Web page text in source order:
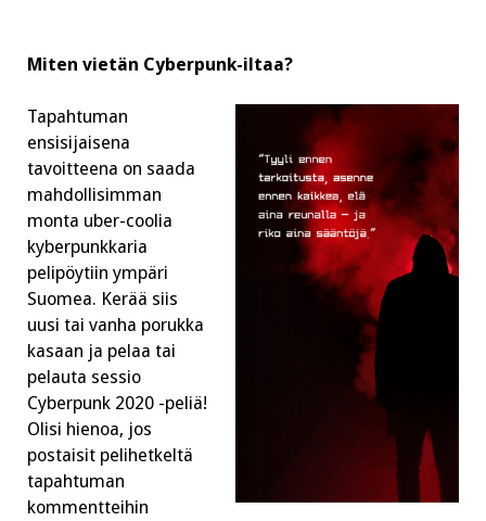
Miten vietän Cyberpunk-iltaa?
Tapahtuman
ensisijaisena
tavoitteena on saada
mahdollisimman
monta uber-coolia
kyberpunkkaria
pelipöytiin ympäri
Suomea. Kerää siis
uusi tai vanha porukka
kasaan ja pelaa tai
pelauta sessio
Cyberpunk 2020 -peliä!
Olisi hienoa, jos
postaisit pelihetkeltä
tapahtuman
kommentteihin